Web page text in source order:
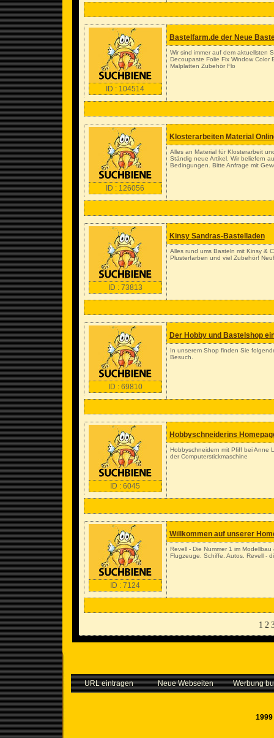
ID : 104514
Bastelfarm.de der Neue
Wir sind immer auf dem aktuellsten
Decoupaste Folie Fix Window Color
Malplatten Zubehör Flo
ID : 126056
Klosterarbeiten Material
Alles an Material für Klosterarbeit
Ständig neue Artikel. Wir beliefern
Bedingungen. Bitte Anfrage mit
ID : 73813
Kinsy Sandras-Bastelladen
Alles rund ums Basteln mit Kinsy &
Plusterfarben und viel Zubehör!
ID : 69810
Der Hobby und Bastelshop
In unserem Shop finden Sie
Besuch.
ID : 6045
Hobbyschneiderins
Hobbyschneidern mit Pfiff bei Anne
der Computerstickmaschine
ID : 7124
Willkommen auf unserer
Revell - Die Nummer 1 im
Flugzeuge. Schiffe. Autos. Revell -
1 2
URL eintragen Neue Webseiten Werbung